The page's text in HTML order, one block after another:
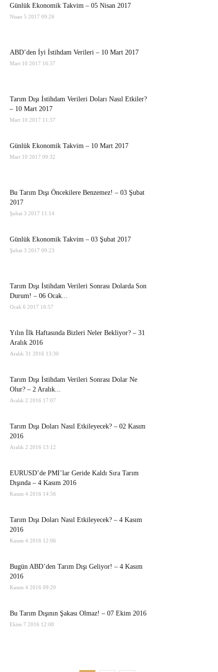
Günlük Ekonomik Takvim – 05 Nisan 2017
Nisan 5 2017 09:26
ABD’den İyi İstihdam Verileri – 10 Mart 2017
Mart 10 2017 16:37
Tarım Dışı İstihdam Verileri Doları Nasıl Etkiler?
– 10 Mart 2017
Mart 10 2017 11:37
Günlük Ekonomik Takvim – 10 Mart 2017
Mart 10 2017 09:32
Bu Tarım Dışı Öncekilere Benzemez! – 03 Şubat
2017
Şubat 3 2017 11:14
Günlük Ekonomik Takvim – 03 Şubat 2017
Şubat 3 2017 09:23
Tarım Dışı İstihdam Verileri Sonrası Dolarda Son
Durum! – 06 Ocak...
Ocak 6 2017 16:57
Yılın İlk Haftasında Bizleri Neler Bekliyor? – 31
Aralık 2016
Aralık 31 2016 13:30
Tarım Dışı İstihdam Verileri Sonrası Dolar Ne
Olur? – 2 Aralık...
Aralık 2 2016 17:07
Tarım Dışı Doları Nasıl Etkileyecek? – 02 Kasım
2016
Aralık 2 2016 13:12
EURUSD’de PMI’lar Geride Kaldı Sıra Tarım
Dışında – 4 Kasım 2016
Kasım 4 2016 14:56
Tarım Dışı Doları Nasıl Etkileyecek? – 4 Kasım
2016
Kasım 4 2016 12:06
Bugün ABD’den Tarım Dışı Geliyor! – 4 Kasım
2016
Kasım 4 2016 09:20
Bu Tarım Dışının Şakası Olmaz! – 07 Ekim 2016
Ekim 7 2016 12:08